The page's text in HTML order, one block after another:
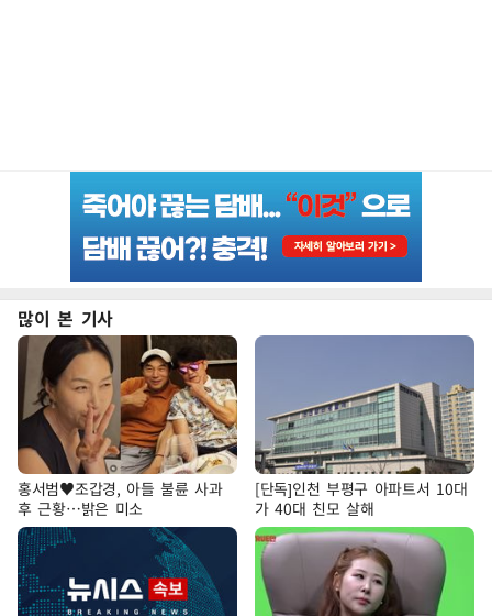
많이 본 기사
홍서범♥조갑경, 아들 불륜 사과
후 근황…밝은 미소
[단독]인천 부평구 아파트서 10대
가 40대 친모 살해